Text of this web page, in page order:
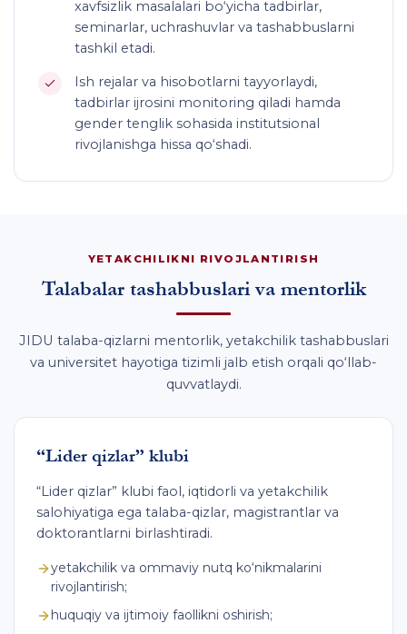
xavfsizlik masalalari bo‘yicha tadbirlar,
seminarlar, uchrashuvlar va tashabbuslarni
tashkil etadi.
Ish rejalar va hisobotlarni tayyorlaydi,
tadbirlar ijrosini monitoring qiladi hamda
gender tenglik sohasida institutsional
rivojlanishga hissa qo‘shadi.
YETAKCHILIKNI RIVOJLANTIRISH
Talabalar tashabbuslari va mentorlik
JIDU talaba-qizlarni mentorlik, yetakchilik tashabbuslari
va universitet hayotiga tizimli jalb etish orqali qo‘llab-
quvvatlaydi.
“Lider qizlar” klubi
“Lider qizlar” klubi faol, iqtidorli va yetakchilik
salohiyatiga ega talaba-qizlar, magistrantlar va
doktorantlarni birlashtiradi.
yetakchilik va ommaviy nutq ko‘nikmalarini
rivojlantirish;
huquqiy va ijtimoiy faollikni oshirish;